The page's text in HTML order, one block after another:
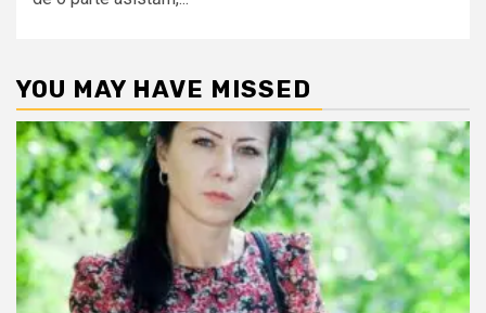
YOU MAY HAVE MISSED